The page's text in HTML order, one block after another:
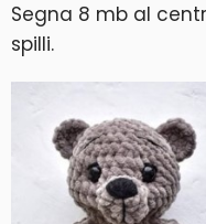
Segna 8 mb al
spilli.